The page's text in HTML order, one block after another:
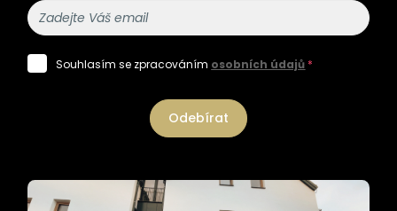
Souhlasím se zpracováním osobních údajů *
Odebírat